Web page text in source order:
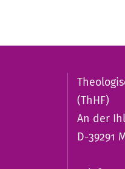
(ThHF)
An der
D-39291